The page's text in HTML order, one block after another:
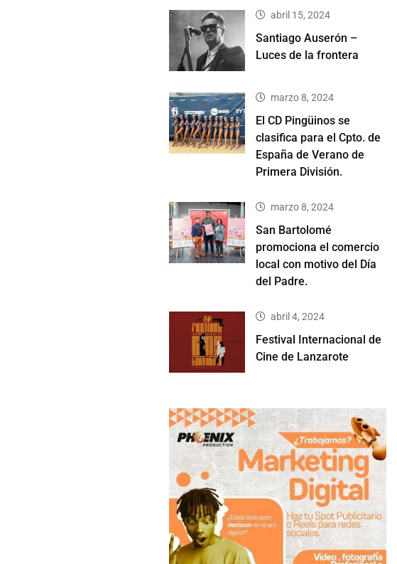
abril 15, 2024
Santiago Auserón –
Luces de la frontera
marzo 8, 2024
El CD Pingüinos se
clasifica para el Cpto. de
España de Verano de
Primera División.
marzo 8, 2024
San Bartolomé
promociona el comercio
local con motivo del Día
del Padre.
abril 4, 2024
Festival Internacional de
Cine de Lanzarote